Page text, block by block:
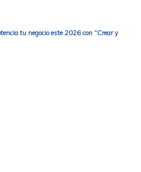
tu negocio este 2026 con “Crear y